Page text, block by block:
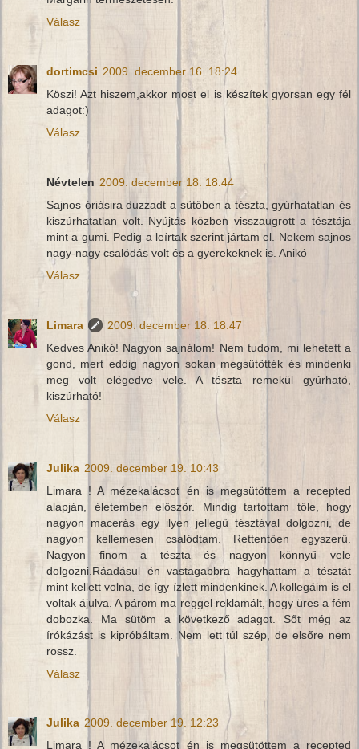
Válasz
dortimcsi 2009. december 16. 18:24
Köszi! Azt hiszem,akkor most el is készítek gyorsan egy fél
adagot:)
Válasz
Névtelen 2009. december 18. 18:44
Sajnos óriásira duzzadt a sütőben a tészta, gyúrhatatlan és
kiszúrhatatlan volt. Nyújtás közben visszaugrott a tésztája
mint a gumi. Pedig a leírtak szerint jártam el. Nekem sajnos
nagy-nagy csalódás volt és a gyerekeknek is. Anikó
Válasz
Limara
2009. december 18. 18:47
Kedves Anikó! Nagyon sajnálom! Nem tudom, mi lehetett a
gond, mert eddig nagyon sokan megsütötték és mindenki
meg volt elégedve vele. A tészta remekül gyúrható,
kiszúrható!
Válasz
Julika 2009. december 19. 10:43
Limara ! A mézekalácsot én is megsütöttem a recepted
alapján, életemben először. Mindig tartottam tőle, hogy
nagyon macerás egy ilyen jellegű tésztával dolgozni, de
nagyon kellemesen csalódtam. Rettentően egyszerű.
Nagyon finom a tészta és nagyon könnyű vele
dolgozni.Ráadásul én vastagabbra hagyhattam a tésztát
mint kellett volna, de így ízlett mindenkinek. A kollegáim is el
voltak ájulva. A párom ma reggel reklamált, hogy üres a fém
dobozka. Ma sütöm a következő adagot. Sőt még az
írókázást is kipróbáltam. Nem lett túl szép, de elsőre nem
rossz.
Válasz
Julika 2009. december 19. 12:23
Limara ! A mézekalácsot én is megsütöttem a recepted